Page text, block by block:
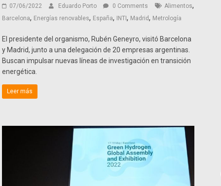
07/06/2022 Eduardo Porto 0 Comments Alimentos,
Barcelona, Energías renovables, España, INTI, Madrid, Metrología
El presidente del organismo, Rubén Geneyro, visitó Barcelona
y Madrid, junto a una delegación de 20 empresas argentinas.
Buscan impulsar nuevas líneas de investigación en transición
energética.
Leer más